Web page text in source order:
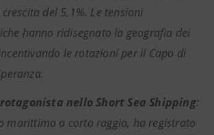
del 5,1%. Le tensioni
hanno ridisegnato la geografia dei
le rotazioni per il Capo di
nello Short Sea Shipping:
marittimo a corto raggio, ha registrato